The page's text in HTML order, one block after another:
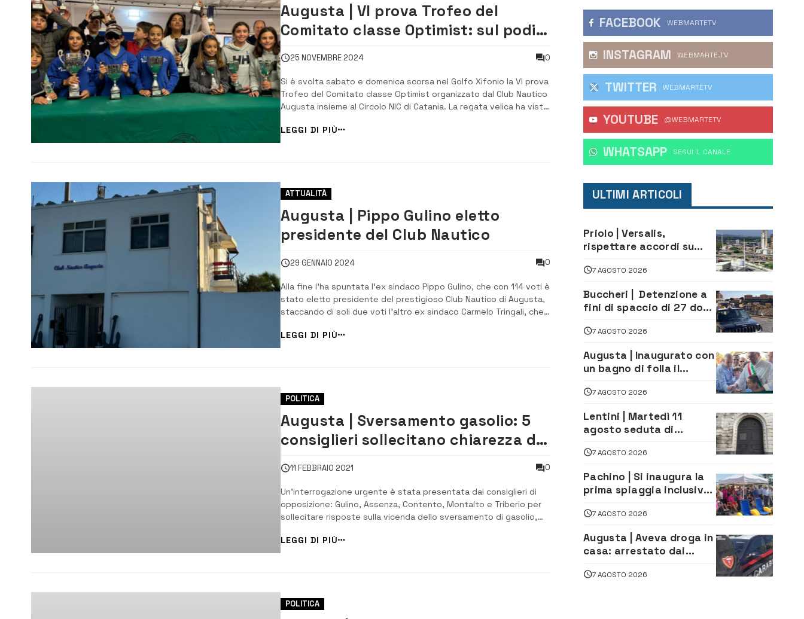
Augusta | VI prova Trofeo del
Comitato classe Optimist: sul podio
Giulia Pasqua
25 NOVEMBRE 2024 0
Si è svolta sabato e domenica scorsa nel Golfo Xifonio la VI prova
Trofeo del Comitato classe Optimist organizzato dal Club Nautico
Augusta insieme al Circolo NIC di Catania. La regata velica ha visto
governate da giovani di età dai 7 ai 13 anni. La […]
LEGGI DI PIÙ
ATTUALITÀ
Augusta | Pippo Gulino eletto
presidente del Club Nautico
29 GENNAIO 2024 0
Alla fine l’ha spuntata l’ex sindaco Pippo Gulino, che con 114 voti è
stato eletto presidente del prestigioso Club Nautico di Augusta,
staccando di soli due voti l’altro ex sindaco Carmelo Tringali, che
notevole curiosità, essendo i due protagonisti abbastanza noti
[&...
LEGGI DI PIÙ
POLITICA
Augusta | Sversamento gasolio: 5
consiglieri sollecitano chiarezza dal
Comune
11 FEBBRAIO 2021 0
Un’interrogazione urgente è stata presentata dai consiglieri di
opposizione: Gulino, Assenza, Contento, Montalto e Triberio per
sollecitare risposte sulla vicenda dello sversamento di gasolio,
da parte del Comune sulla tutela del territorio martoriato. I
consiglieri s...
LEGGI DI PIÙ
POLITICA
FACEBOOK WEBMARTETV
INSTAGRAM WEBMARTE.TV
TWITTER WEBMARTETV
YOUTUBE @WEBMARTETV
WHATSAPP ‎SEGUI IL CANALE
ULTIMI ARTICOLI
Priolo | Versalis,
rispettare accordi su
lavoro. Il sindaco scrive
alla società
7 AGOSTO 2026
Buccheri | Detenzione a
fini di spaccio di 27 dosi
20enni
7 AGOSTO 2026
Augusta | Inaugurato con
un bagno di folla il
Moro
7 AGOSTO 2026
Lentini | Martedì 11
agosto seduta di
7 AGOSTO 2026
Pachino | Si inaugura la
prima spiaggia inclusiva
assistenza e prevenzione
aperte a tutti
7 AGOSTO 2026
Augusta | Aveva droga in
casa: arrestato dai
7 AGOSTO 2026